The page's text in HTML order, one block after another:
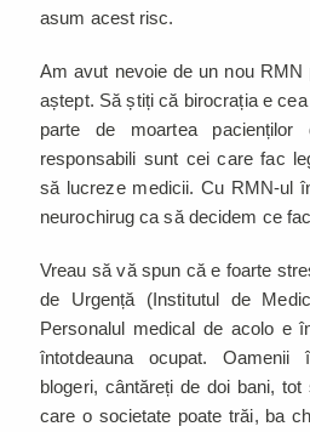
asum acest risc.
Am avut nevoie de un nou
aștept. Să știți că birocrația e
parte de moartea
responsabili sunt cei care fac
să lucreze medicii. Cu RMN-ul
neurochirug ca să decidem ce
Vreau să vă spun că e foarte
de Urgență (Institutul de
Personalul medical de acolo e
întotdeauna ocupat.
blogeri, cântăreți de doi bani,
care o societate poate trăi, ba